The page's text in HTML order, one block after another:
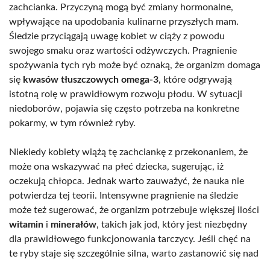
zachcianka. Przyczyną mogą być zmiany hormonalne,
wpływające na upodobania kulinarne przyszłych mam.
Śledzie przyciągają uwagę kobiet w ciąży z powodu
swojego smaku oraz wartości odżywczych. Pragnienie
spożywania tych ryb może być oznaką, że organizm domaga
się kwasów tłuszczowych omega-3, które odgrywają
istotną rolę w prawidłowym rozwoju płodu. W sytuacji
niedoborów, pojawia się często potrzeba na konkretne
pokarmy, w tym również ryby.
Niekiedy kobiety wiążą tę zachciankę z przekonaniem, że
może ona wskazywać na płeć dziecka, sugerując, iż
oczekują chłopca. Jednak warto zauważyć, że nauka nie
potwierdza tej teorii. Intensywne pragnienie na śledzie
może też sugerować, że organizm potrzebuje większej ilości
witamin i minerałów, takich jak jod, który jest niezbędny
dla prawidłowego funkcjonowania tarczycy. Jeśli chęć na
te ryby staje się szczególnie silna, warto zastanowić się nad